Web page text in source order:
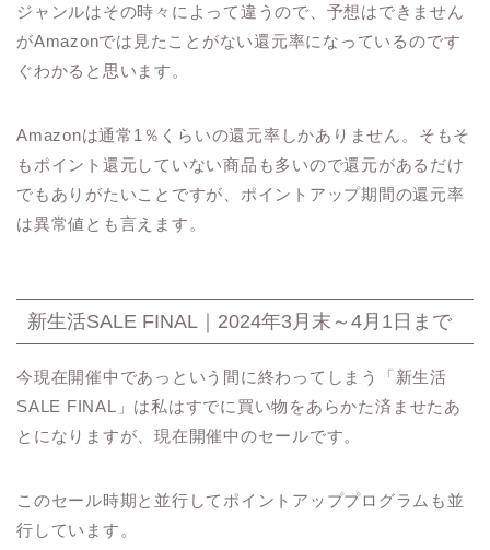
ジャンルはその時々によって違うので、予想はできません
がAmazonでは見たことがない還元率になっているのです
ぐわかると思います。
Amazonは通常1％くらいの還元率しかありません。そもそ
もポイント還元していない商品も多いので還元があるだけ
でもありがたいことですが、ポイントアップ期間の還元率
は異常値とも言えます。
新生活SALE FINAL｜2024年3月末～4月1日まで
今現在開催中であっという間に終わってしまう「新生活
SALE FINAL」は私はすでに買い物をあらかた済ませたあ
とになりますが、現在開催中のセールです。
このセール時期と並行してポイントアッププログラムも並
行しています。